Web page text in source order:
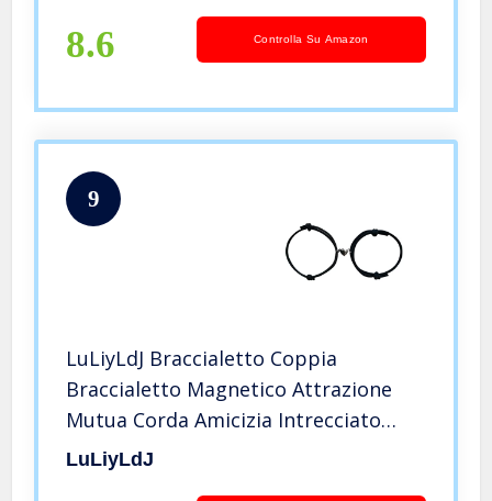
(black-black)
8.6 Controlla Su Amazon
9
LuLiyLdJ Braccialetto Coppia
Braccialetto Magnetico Attrazione
Mutua Corda Amicizia Intrecciato
Regalo per Uomini e Donne
LuLiyLdJ